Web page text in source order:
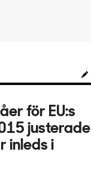
för EU:s
justerade
inleds i